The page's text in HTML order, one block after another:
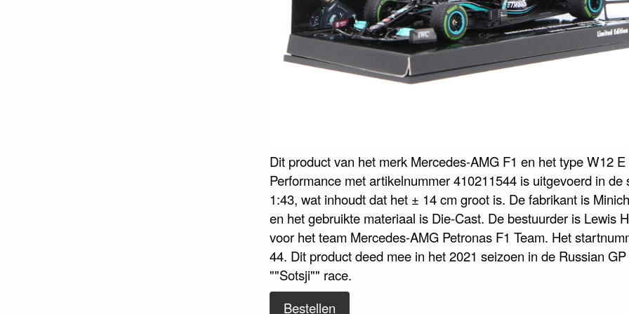
Dit product van het merk Mercedes-AMG F1 en het type W12 E
Performance met artikelnummer 410211544 is uitgevoerd in de
1:43, wat inhoudt dat het ± 14 cm groot is. De fabrikant is
en het gebruikte materiaal is Die-Cast. De bestuurder is Lewis
voor het team Mercedes-AMG Petronas F1 Team. Het
44. Dit product deed mee in het 2021 seizoen in de Russian GP
""Sotsji"" race.
Bestellen